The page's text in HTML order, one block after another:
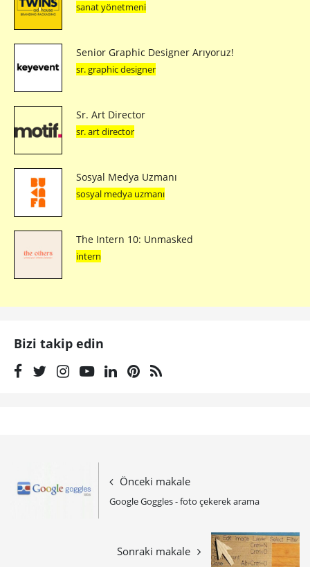
sanat yönetmeni
Senior Graphic Designer Arıyoruz!
sr. graphic designer
Sr. Art Director
sr. art director
Sosyal Medya Uzmanı
sosyal medya uzmanı
The Intern 10: Unmasked
intern
Bizi takip edin
Önceki makale
Google Goggles - foto çekerek arama
Sonraki makale